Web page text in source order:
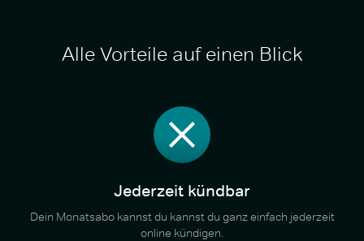
Alle Vorteile auf einen Blick
Jederzeit kündbar
Dein Monatsabo kannst du kannst du ganz einfach jederzeit
online kündigen.